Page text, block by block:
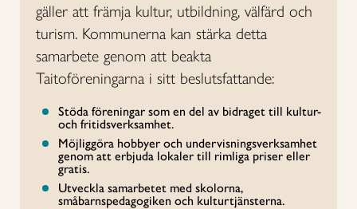
gäller att främja kultur, utbildning, välfärd och
turism. Kommunerna kan stärka detta
samarbete genom att beakta
Taitoföreningarna i sitt beslutsfattande:
Stöda föreningar som en del av bidraget till kultur-
och fritidsverksamhet.
Möjliggöra hobbyer och undervisningsverksamhet
genom att erbjuda lokaler till rimliga priser eller
gratis.
Utveckla samarbetet med skolorna,
småbarnspedagogiken och kulturtjänsterna.